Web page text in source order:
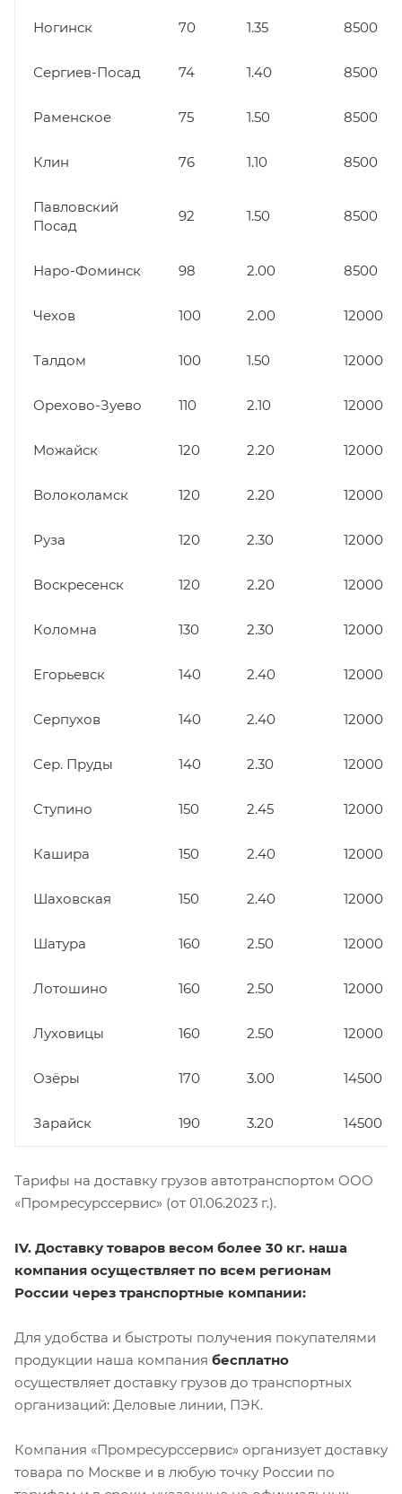
Ногинск 70 1.35 8500
Сергиев-Посад 74 1.40 8500
Раменское 75 1.50 8500
Клин 76 1.10 8500
Павловский
Посад
92 1.50 8500
Наро-Фоминск 98 2.00 8500
Чехов 100 2.00 12000
Талдом 100 1.50 12000
Орехово-Зуево 110 2.10 12000
Можайск 120 2.20 12000
Волоколамск 120 2.20 12000
Руза 120 2.30 12000
Воскресенск 120 2.20 12000
Коломна 130 2.30 12000
Егорьевск 140 2.40 12000
Серпухов 140 2.40 12000
Сер. Пруды 140 2.30 12000
Ступино 150 2.45 12000
Кашира 150 2.40 12000
Шаховская 150 2.40 12000
Шатура 160 2.50 12000
Лотошино 160 2.50 12000
Луховицы 160 2.50 12000
Озёры 170 3.00 14500
Зарайск 190 3.20 14500
Тарифы на доставку грузов автотранспортом ООО
«Промресурссервис» (от 01.06.2023 г.).
IV. Доставку товаров весом более 30 кг. наша
компания осуществляет по всем регионам
России через транспортные компании:
Для удобства и быстроты получения покупателями
продукции наша компания бесплатно
осуществляет доставку грузов до транспортных
организаций: Деловые линии, ПЭК.
Компания «Промресурссервис» организует доставку
товара по Москве и в любую точку России по